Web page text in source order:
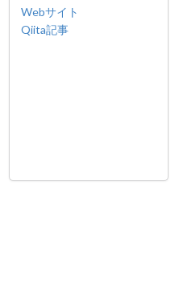
Webサイト
Qiita記事